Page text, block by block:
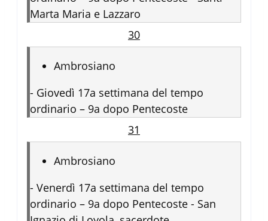
Marta Maria e Lazzaro
30
Ambrosiano
- Giovedì 17a settimana del tempo
ordinario – 9a dopo Pentecoste
31
Ambrosiano
- Venerdì 17a settimana del tempo
ordinario – 9a dopo Pentecoste - San